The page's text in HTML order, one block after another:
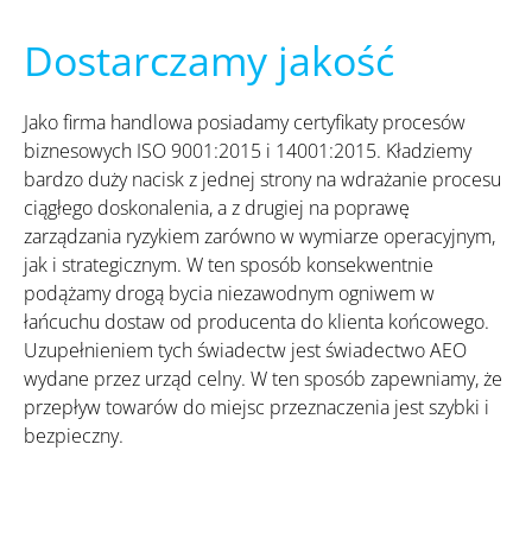
Dostarczamy jakość
Jako firma handlowa posiadamy certyfikaty procesów
biznesowych ISO 9001:2015 i 14001:2015. Kładziemy
bardzo duży nacisk z jednej strony na wdrażanie procesu
ciągłego doskonalenia, a z drugiej na poprawę
zarządzania ryzykiem zarówno w wymiarze operacyjnym,
jak i strategicznym. W ten sposób konsekwentnie
podążamy drogą bycia niezawodnym ogniwem w
łańcuchu dostaw od producenta do klienta końcowego.
Uzupełnieniem tych świadectw jest świadectwo AEO
wydane przez urząd celny. W ten sposób zapewniamy, że
przepływ towarów do miejsc przeznaczenia jest szybki i
bezpieczny.